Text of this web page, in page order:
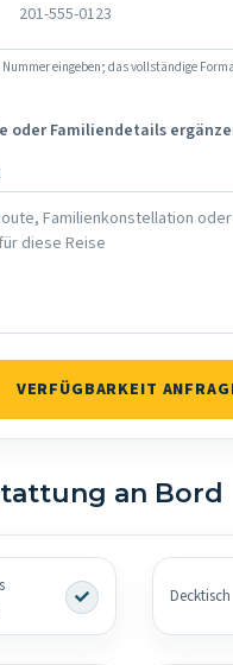
eingeben; das vollständige
oder Familiendetails
VERFÜGBARKEIT
an Bord
Decktisch